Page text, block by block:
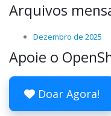
Arquivos
Dezembro de 2025
Apoie o
Doar Agora!